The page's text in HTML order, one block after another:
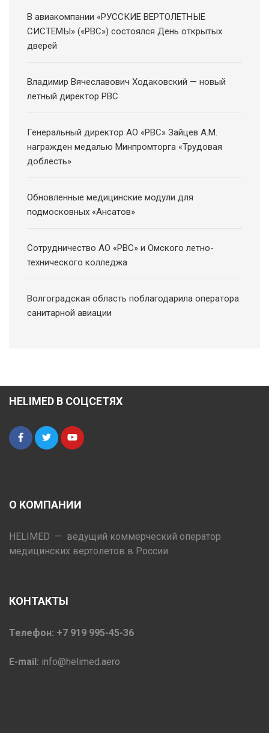
В авиакомпании «РУССКИЕ ВЕРТОЛЕТНЫЕ
СИСТЕМЫ» («РВС») состоялся День открытых
дверей
Владимир Вячеславович Ходаковский — новый
летный директор РВС
Генеральный директор АО «РВС» Зайцев А.М.
награжден медалью Минпромторга «Трудовая
доблесть»
Обновленные медицинские модули для
подмосковных «Ансатов»
Сотрудничество АО «РВС» и Омского летно-
технического колледжа
Волгоградская область поблагодарила оператора
санитарной авиации
HELIMED В СОЦСЕТЯХ
О КОМПАНИИ
HELIMED — ведущий коммерческий оператор
медицинских вертолетов в России.
КОНТАКТЫ
Телефон: +7 919 995-45-36
E-mail: info@helimed.aero